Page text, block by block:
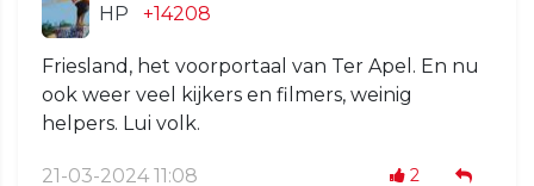
HP +14208
Friesland, het voorportaal van Ter Apel. En nu
ook weer veel kijkers en filmers, weinig
helpers. Lui volk.
21-03-2024 11:08 2